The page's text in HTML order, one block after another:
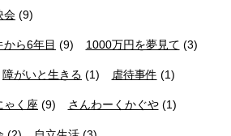
会 (9)
ら6年目 (9) 1000万円を夢見て (3)
障がいと生きる (1) 虐待事件 (1)
ゃく座 (9) さんわーくかぐや(1)